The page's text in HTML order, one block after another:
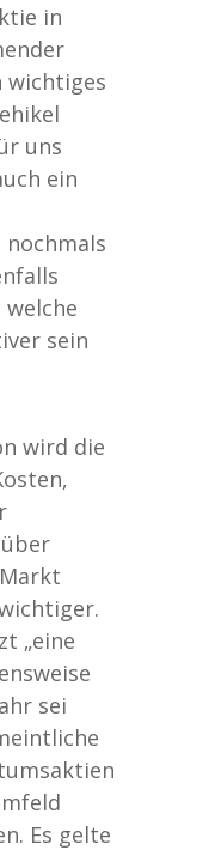
in
uns
ein
sein
wird die
„eine
sei
Es gelte